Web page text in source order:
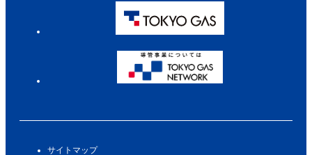
サイトマップ